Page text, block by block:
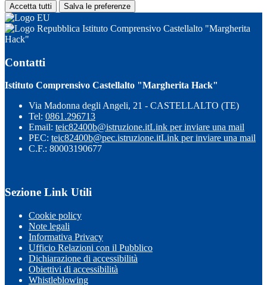
Accetta tutti Salva le preferenze
Istituto Comprensivo Castellalto "Margherita
Hack"
Contatti
Istituto Comprensivo Castellalto "Margherita Hack"
Via Madonna degli Angeli, 21 - CASTELLALTO (TE)
Tel: 0861.296713
Email: teic82400b@istruzione.itLink per inviare una mail
PEC: teic82400b@pec.istruzione.itLink per inviare una mail
C.F.: 80003190677
Sezione Link Utili
Cookie policy
Note legali
Informativa Privacy
Ufficio Relazioni con il Pubblico
Dichiarazione di accessibilità
Obiettivi di accessibilità
Whistleblowing